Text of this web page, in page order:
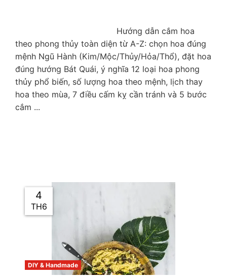
theo phong thủy toàn diện từ A-Z: chọn hoa đúng
mệnh Ngũ Hành (Kim/Mộc/Thủy/Hỏa/Thổ), đặt hoa
đúng hướng Bát Quái, ý nghĩa 12 loại hoa phong
thủy phổ biến, số lượng hoa theo mệnh, lịch thay
hoa theo mùa, 7 điều cấm kỵ cần tránh và 5 bước
cắm ...
4
TH6
DIY & Handmade